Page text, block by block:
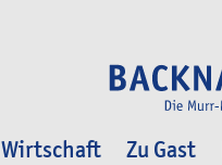
Wirtschaft Zu Gast